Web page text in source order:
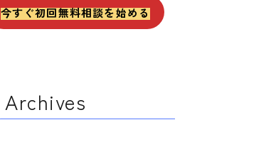
今すぐ初回無料相談を始める
Archives